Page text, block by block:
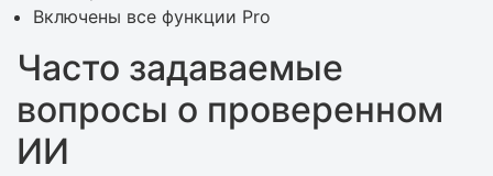
Включены все функции Pro
Часто задаваемые
вопросы о проверенном
ИИ